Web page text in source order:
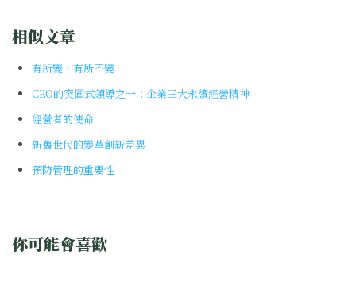
相似文章
有所變，有所不變
CEO的突圍式領導之一：企業三大永續經營精神
經營者的使命
新舊世代的變革創新差異
預防管理的重要性
你可能會喜歡